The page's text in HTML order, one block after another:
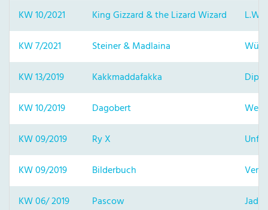
KW 10/2021
King Gizzard & the Lizard Wizard
L.W.
KW 7/2021
Steiner & Madlaina
KW 13/2019
Kakkmaddafakka
KW 10/2019
Dagobert
Welt
KW 09/2019
Ry X
KW 09/2019
Bilderbuch
KW 06/ 2019
Pascow
Jade